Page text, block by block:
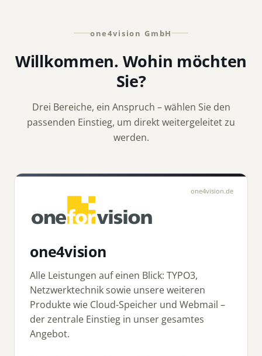
one4vision GmbH
Willkommen. Wohin möchten
Sie?
Drei Bereiche, ein Anspruch – wählen Sie den
passenden Einstieg, um direkt weitergeleitet zu
werden.
one4vision.de
one4vision
Alle Leistungen auf einen Blick: TYPO3,
Netzwerktechnik sowie unsere weiteren
Produkte wie Cloud-Speicher und Webmail –
der zentrale Einstieg in unser gesamtes
Angebot.